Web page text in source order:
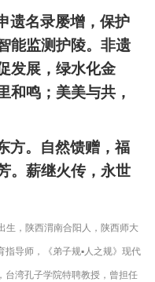
遗名录屡增，保护
能监测护陵。非遗
发展，绿水化金
和鸣；美美与共，
方。自然馈赠，福
。薪继火传，永世
生，陕西渭南合阳人，陕西师大
导师，《弟子规▪人之规》现代
台湾孔子学院特聘教授，曾担任